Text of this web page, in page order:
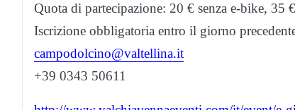
Quota di partecipazione: 20 € senza e-bike, 35
Iscrizione obbligatoria entro il giorno
campodolcino@valtellina.it
+39 0343 50611